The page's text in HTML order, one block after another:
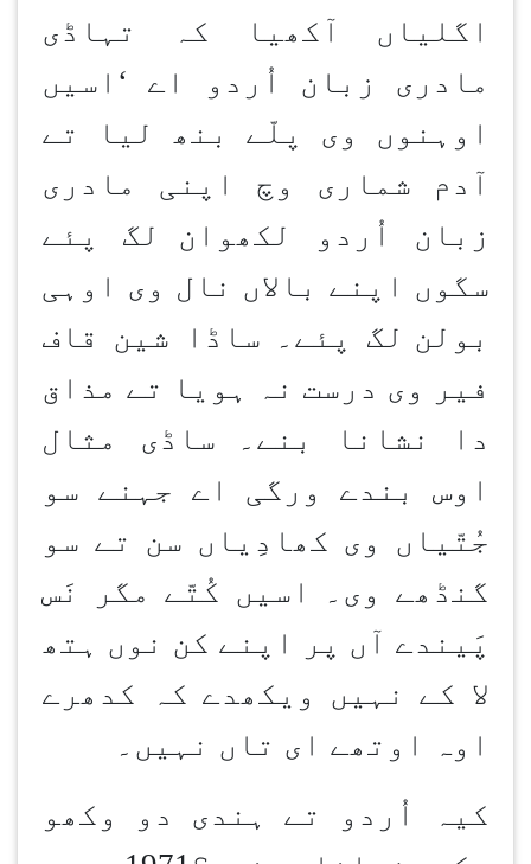
اگلیاں آکھیا کہ تہاڈی
مادری زبان اُردو اے ‘ اسیں
اوہنوں وی پلّے بنھ لیا تے
آدم شماری وچ اپنی مادری
زبان اُردو لکھوان
لگ پئے
سگوں اپنے بالاں نال وی اوہی
بولن لگ پئے۔ ساڈا شین قاف
فیر وی درست نہ ہویا تے مذاق
دا نشانا بنے۔ ساڈی مثال
اوس بندے ورگی اے جہنے سو
جُتّیاں وی کھادِیاں سن تے سو
گنڈھے وی۔ اسیں کُتّے مگر نَس
پَیندے آں پر اپنے کن نوں ہتھ
لا کے نہیں ویکھدے کہ کدھرے
اوہ اوتھے ای تاں نہیں۔
کیہ اُردو تے ہندی دو وکھو